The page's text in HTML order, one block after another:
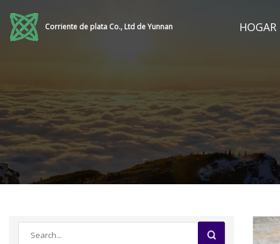
Corriente de plata Co., Ltd de Yunnan HOGAR